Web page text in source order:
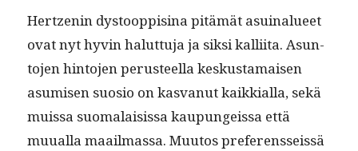
Hertzenin dys­toop­pisi­na pitämät asuinalueet
ovat nyt hyvin halut­tu­ja ja sik­si kalli­ita. Asun­
to­jen hin­to­jen perus­teel­la keskus­ta­maisen
asumisen suo­sio on kas­vanut kaikkial­la, sekä
muis­sa suo­ma­lai­sis­sa kaupungeis­sa että
muual­la maail­mas­sa. Muu­tos pref­er­ens­seis­sä